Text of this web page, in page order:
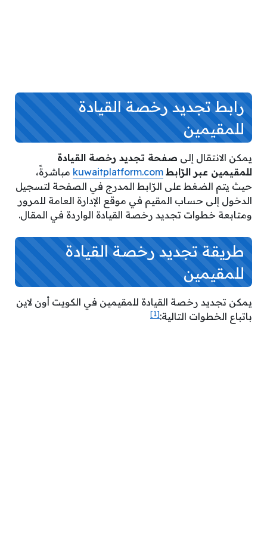
رابط تجديد رخصة القيادة
للمقيمين
يمكن الانتقال إلى صفحة تجديد رخصة القيادة
للمقيمين عبر الرّابط kuwaitplatform.com مباشرةً،
حيث يتم الضغط على الرّابط المدرج في الصفحة لتسجيل
الدخول إلى حساب المقيم في موقع الإدارة العامة للمرور
ومتابعة خطوات تجديد رخصة القيادة الواردة في المقال.
طريقة تجديد رخصة القيادة
للمقيمين
يمكن تجديد رخصة القيادة للمقيمين في الكويت أون لاين
باتباع الخطوات التالية:[1]